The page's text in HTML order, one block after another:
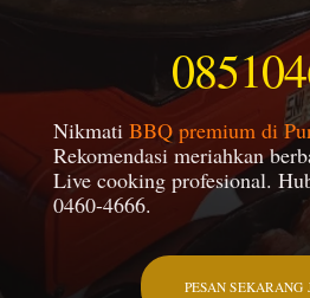
Nikmati BBQ premium di
Rekomendasi meriahkan
Live cooking profesional.
0460-4666.
PESAN SEKARANG